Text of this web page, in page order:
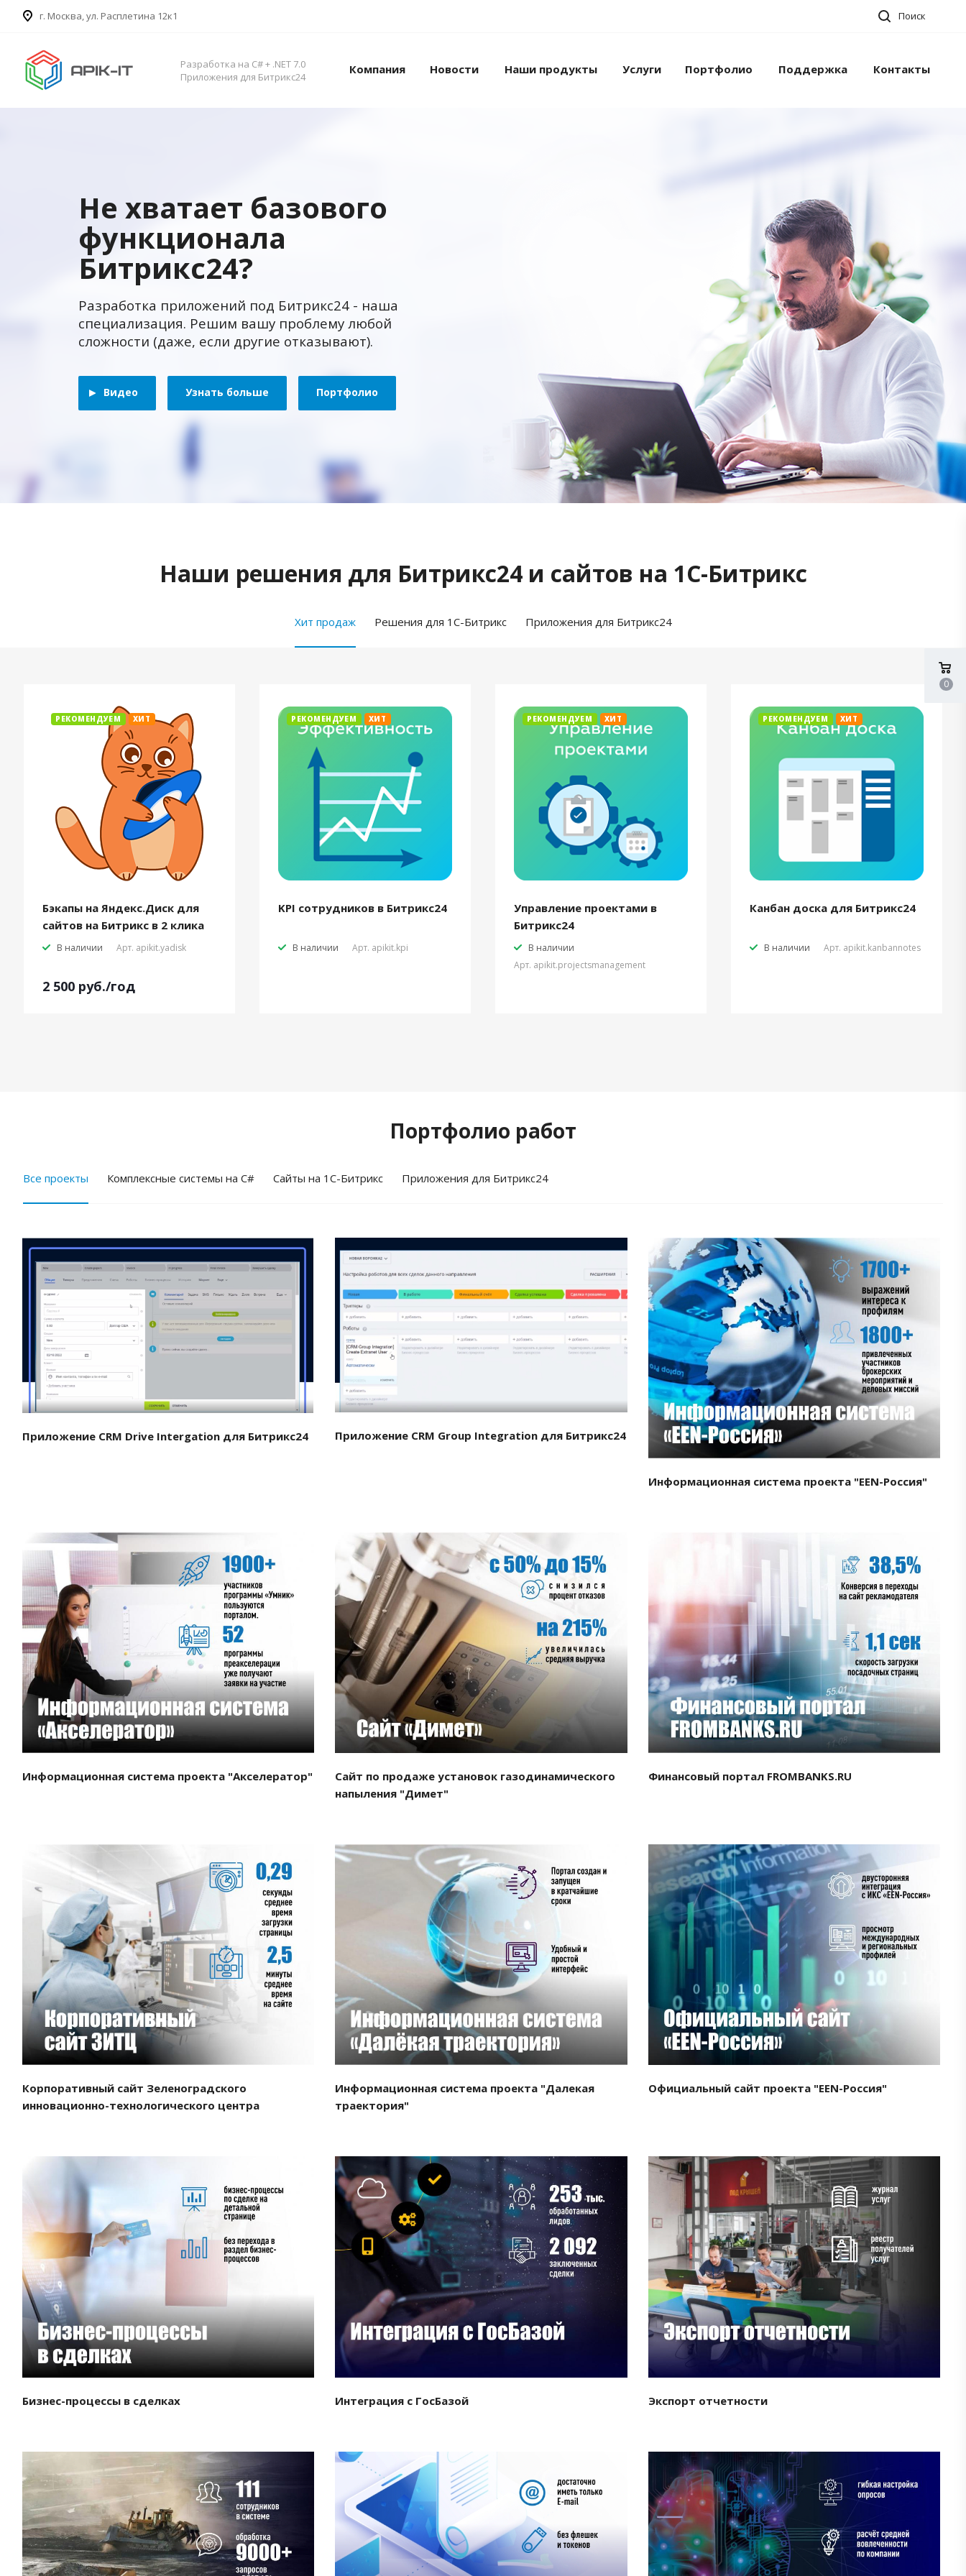
​г. Москва, ул. Расплетина 12к1 Поиск
Разработка на C# + .NET 7.0
Приложения для Битрикс24
Компания Новости Наши продукты Услуги Портфолио Поддержка Контакты
Не хватает базового
функционала
Битрикс24?
Разработка приложений под Битрикс24 - наша
специализация. Решим вашу проблему любой
сложности (даже, если другие отказывают).
Видео Узнать больше Портфолио
Наши решения для Битрикс24 и сайтов на 1С-Битрикс
Хит продаж Решения для 1С-Битрикс Приложения для Битрикс24
РЕКОМЕНДУЕМ ХИТ
Бэкапы на Яндекс.Диск для
сайтов на Битрикс в 2 клика
В наличии Арт. apikit.yadisk
2 500 руб./год
РЕКОМЕНДУЕМ ХИТ
KPI сотрудников в Битрикс24
В наличии Арт. apikit.kpi
РЕКОМЕНДУЕМ ХИТ
Управление проектами в
Битрикс24
В наличии
Арт. apikit.projectsmanagement
РЕКОМЕНДУЕМ ХИТ
Канбан доска для Битрикс24
В наличии Арт. apikit.kanbannotes
Портфолио работ
Все проекты Комплексные системы на C# Cайты на 1С-Битрикс Приложения для Битрикс24
Смотреть проект
Приложение CRM Drive Intergation для Битрикс24 Приложение CRM Group Integration для Битрикс24
Смотреть проект
Информационная система проекта "EEN-Россия"
Смотреть проект
Информационная система проекта "Акселератор"
Смотреть проект
Сайт по продаже установок газодинамического
напыления "Димет"
Смотреть проект
Финансовый портал FROMBANKS.RU
Смотреть проект
Корпоративный сайт Зеленоградского
инновационно-технологического центра
Смотреть проект
Информационная система проекта "Далекая
траектория"
Смотреть проект
Официальный сайт проекта "EEN-Россия"
Бизнес-процессы в сделках
Смотреть проект
Интеграция с ГосБазой
Смотреть проект
Экспорт отчетности
Смотреть проект Смотреть проект Смотреть проект
0